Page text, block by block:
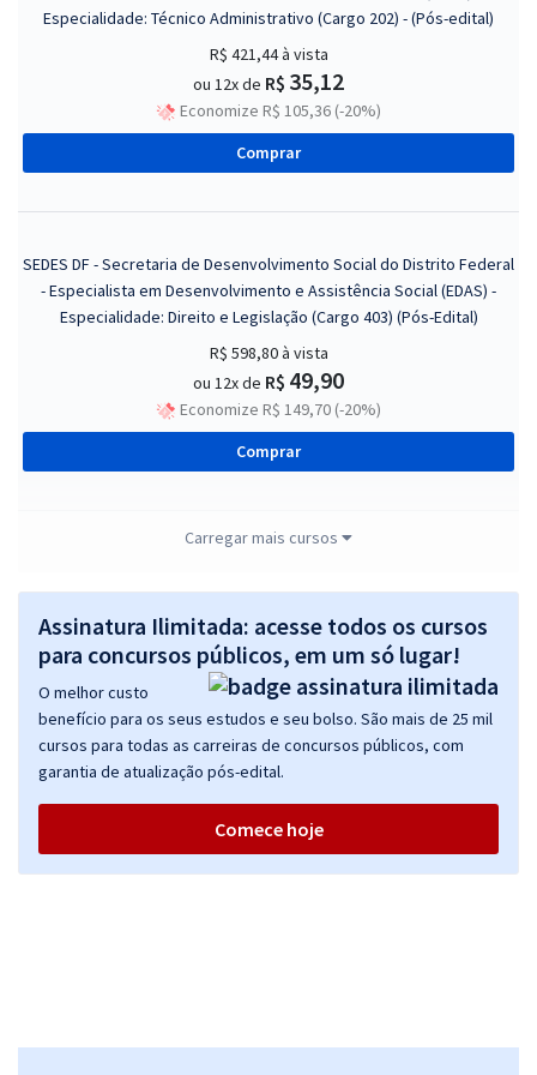
Especialidade: Técnico Administrativo (Cargo 202) - (Pós-edital)
R$ 421,44à vista
ou 12x de R$ 35,12
Economize R$ 105,36 (-20%)
Comprar
SEDES DF - Secretaria de Desenvolvimento Social do Distrito Federal
- Especialista em Desenvolvimento e Assistência Social (EDAS) -
Especialidade: Direito e Legislação (Cargo 403) (Pós-Edital)
R$ 598,80à vista
ou 12x de R$ 49,90
Economize R$ 149,70 (-20%)
Comprar
- Técnico em Desenvolvimento e Assistência Social - Agente Social
(Cargo 200) - Pós-edital
R$ 399,92à vista
ou 12x de R$33,33
Comprar
SEDES DF - Secretaria de Desenvolvimento Social do Distrito Federal
Comprar
Carregar mais cursos
Assinatura Ilimitada: acesse todos os cursos
para concursos públicos, em um só lugar!
O melhor custo
benefício para os seus estudos e seu bolso. São mais de 25 mil
cursos para todas as carreiras de concursos públicos, com
garantia de atualização pós-edital.
Comece hoje